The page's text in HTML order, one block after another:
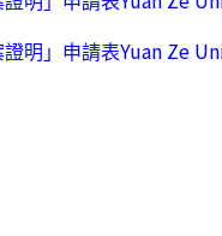
明」申請表Yuan Ze